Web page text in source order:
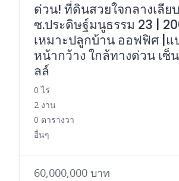
ด่วน! ที่ดินสวยใจกลางเลีย
ซ.ประดิษฐ์มนูธรรม 23 |
เหมาะปลูกบ้าน ออฟฟิศ |แ
หน้ากว้าง ใกล้ทางด่วน เซ็
ลล์
0 ไร่
2 งาน
0 ตารางวา
อื่นๆ
60,000,000 บาท